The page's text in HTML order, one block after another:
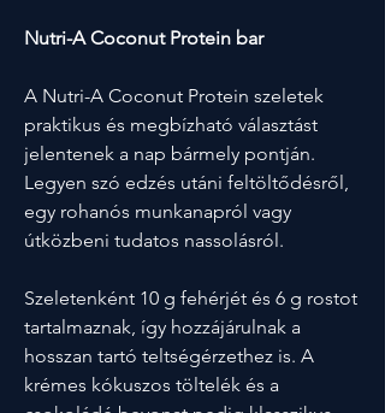
Nutri-A Coconut Protein bar
A Nutri-A Coconut Protein szeletek
praktikus és megbízható választást
jelentenek a nap bármely pontján.
Legyen szó edzés utáni feltöltődésről,
egy rohanós munkanapról vagy
útközbeni tudatos nassolásról.
Szeletenként 10 g fehérjét és 6 g rostot
tartalmaznak, így hozzájárulnak a
hosszan tartó teltségérzethez is. A
krémes kókuszos töltelék és a